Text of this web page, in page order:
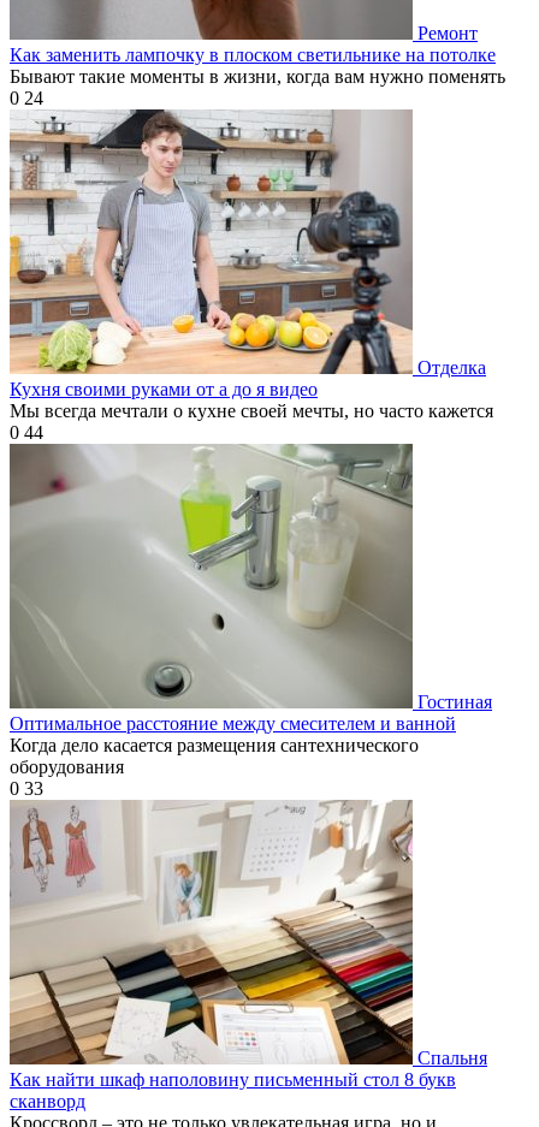
Ремонт
Как заменить лампочку в плоском светильнике на потолке
Бывают такие моменты в жизни, когда вам нужно поменять
0 24
Отделка
Кухня своими руками от а до я видео
Мы всегда мечтали о кухне своей мечты, но часто кажется
0 44
Гостиная
Оптимальное расстояние между смесителем и ванной
Когда дело касается размещения сантехнического
оборудования
0 33
Спальня
Как найти шкаф наполовину письменный стол 8 букв
сканворд
Кроссворд – это не только увлекательная игра, но и